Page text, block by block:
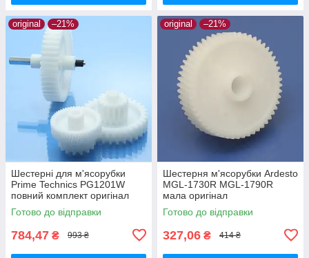
original –21%
Шестерні для м'ясорубки
Prime Technics PG1201W
повний комплект оригінал
харчовий пластик
Готово до відправки
784,47 ₴ 993 ₴
original –21%
Шестерня м'ясорубки Ardesto
MGL-1730R MGL-1790R
мала оригінал
Готово до відправки
327,06 ₴ 414 ₴